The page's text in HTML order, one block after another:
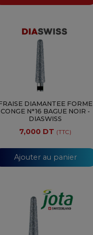
DIAMANTEE FORME
CONGE N°16 BAGUE NOIR -
DIASWISS
7,000 DT (TTC)
Ajouter au panier